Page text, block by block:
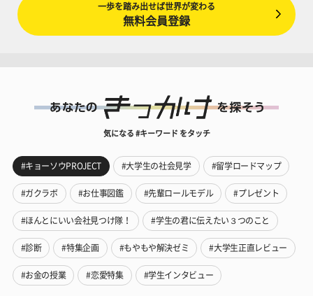
一歩を踏み出せば世界が変わる
無料会員登録
気になる #キーワード をタッチ
#キョーソウPROJECT #大学生の社会見学 #留学ロードマップ
#ガクラボ #お仕事図鑑 #先輩ロールモデル #プレゼント
#ほんとにいい会社見つけ隊！ #学生の君に伝えたい３つのこと
#診断 #特集企画 #もやもや解決ゼミ #大学生正直レビュー
#お金の授業 #恋愛特集 #学生インタビュー